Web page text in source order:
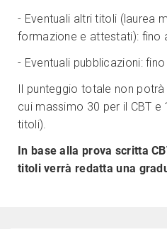
- Eventuali altri titoli (laurea
formazione e attestati): fino
- Eventuali pubblicazioni:
Il punteggio totale non
cui massimo 30 per il CBT e
titoli).
In base alla prova scritta
titoli verrà redatta una